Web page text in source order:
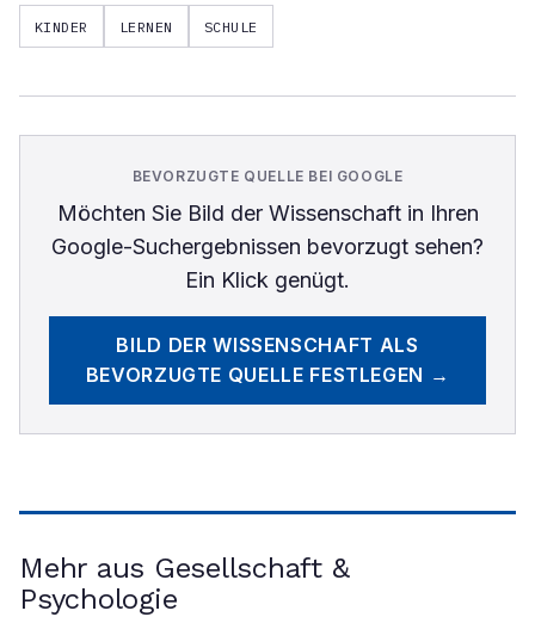
KINDER LERNEN SCHULE
BEVORZUGTE QUELLE BEI GOOGLE
Möchten Sie Bild der Wissenschaftin Ihren
Google-Suchergebnissen bevorzugt sehen?
Ein Klick genügt.
BILD DER WISSENSCHAFT ALS
BEVORZUGTE QUELLE FESTLEGEN →
Mehr aus Gesellschaft &
Psychologie